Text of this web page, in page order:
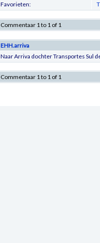
Favorieten:
Commentaar 1 to 1 of 1
EHH.arriva
Naar Arriva dochter Transportes Sul
Commentaar 1 to 1 of 1